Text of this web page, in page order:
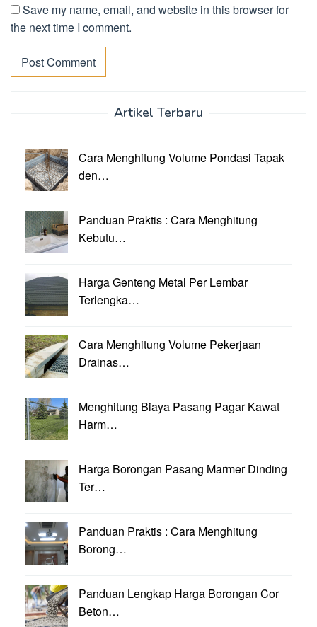
Save my name, email, and website in this browser for
the next time I comment.
Artikel Terbaru
Cara Menghitung Volume Pondasi Tapak
den…
Panduan Praktis : Cara Menghitung
Kebutu…
Harga Genteng Metal Per Lembar
Terlengka…
Cara Menghitung Volume Pekerjaan
Drainas…
Menghitung Biaya Pasang Pagar Kawat
Harm…
Harga Borongan Pasang Marmer Dinding
Ter…
Panduan Praktis : Cara Menghitung
Borong…
Panduan Lengkap Harga Borongan Cor
Beton…